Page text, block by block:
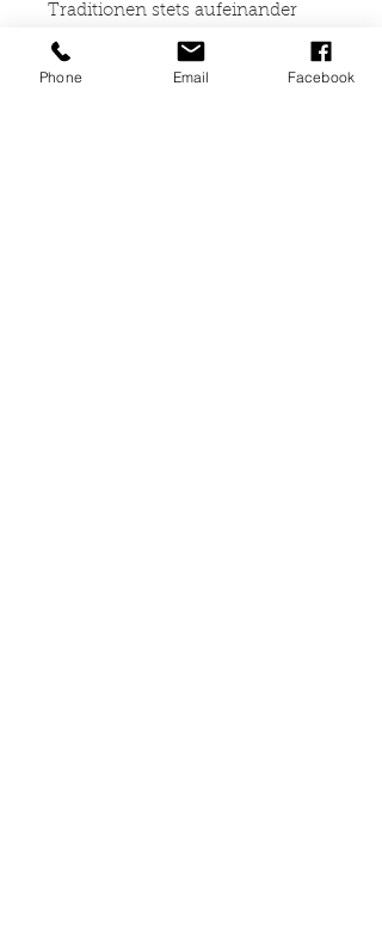
Traditionen stets aufeinander
bezogen war. Die wachsende
Spannung zwischen der
Phone Email Facebook